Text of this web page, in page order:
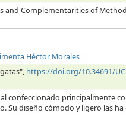
and Complementarities of
Héctor Morales
https://doi.org/10.34691/
confeccionado principalmente
Su diseño cómodo y ligero las